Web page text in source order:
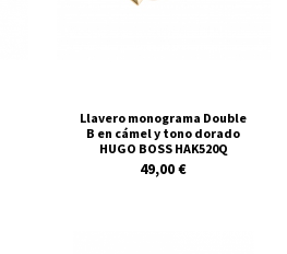
Llavero monograma Double
B en cámel y tono dorado
HUGO BOSS HAK520Q
49,00 €